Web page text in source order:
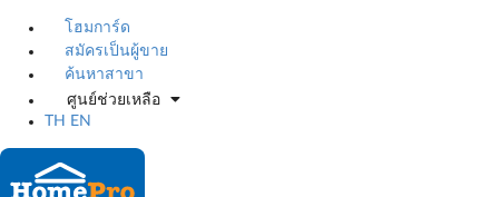
โฮมการ์ด
สมัครเป็นผู้ขาย
ค้นหาสาขา
ศูนย์ช่วยเหลือ
TH
EN